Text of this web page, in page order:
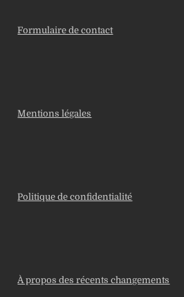
Formulaire de contact
Mentions légales
Politique de confidentialité
À propos des récents changements